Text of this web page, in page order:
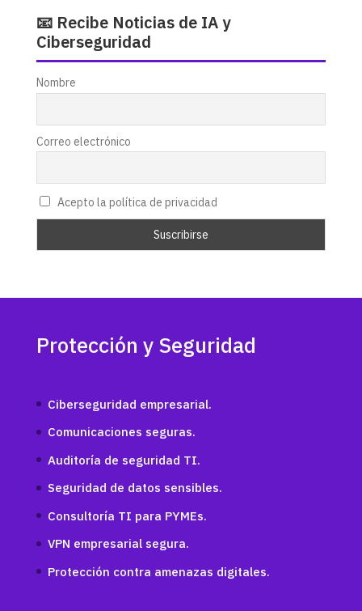
📧 Recibe Noticias de IA y
Ciberseguridad
Nombre
Correo electrónico
Acepto la política de privacidad
Protección y Seguridad
Ciberseguridad empresarial.
Comunicaciones seguras.
Auditoría de seguridad TI.
Seguridad de datos sensibles.
Consultoría TI para PYMEs.
VPN empresarial segura.
Protección contra amenazas digitales.